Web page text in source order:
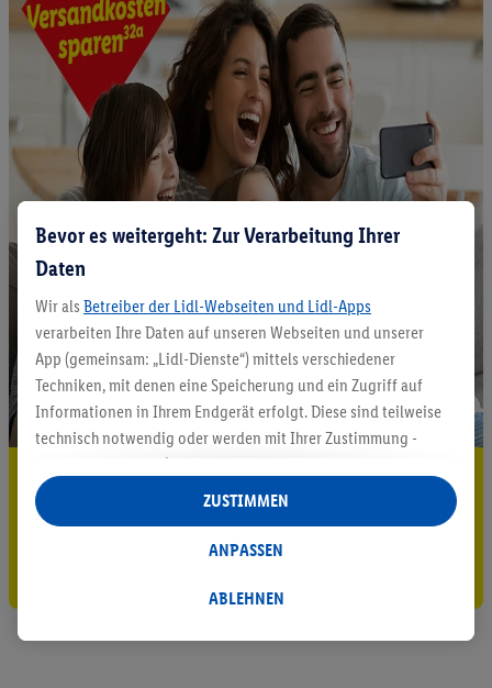
5.95 € Versand sparen³²ᵃ
Bevor es weitergeht: Zur Verarbeitung Ihrer
Daten
Wir als Betreiber der Lidl-Webseiten und Lidl-Apps
verarbeiten Ihre Daten auf unseren Webseiten und unserer
App (gemeinsam: „Lidl-Dienste“) mittels verschiedener
Techniken, mit denen eine Speicherung und ein Zugriff auf
Informationen in Ihrem Endgerät erfolgt. Diese sind teilweise
technisch notwendig oder werden mit Ihrer Zustimmung -
auch durch Partner (u.a.
Verantwortliche; im Zusammenhang mit dem IAB TCF
insgesamt
Statistik-Erstellung oder für personalisierte Werbung
Datenverarbeitungen für personalisierte Werbung werden
ABLEHNEN
ANPASSEN
ZUSTIMMEN